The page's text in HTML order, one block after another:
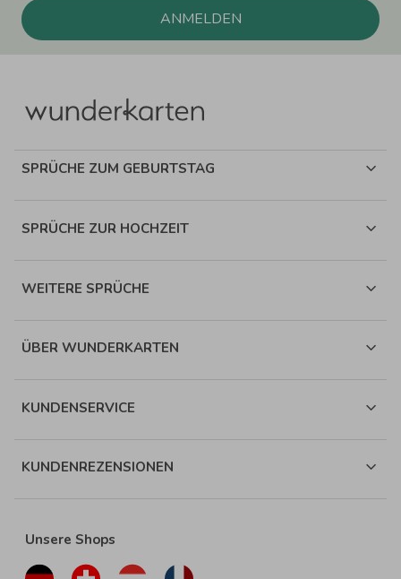
ANMELDEN
SPRÜCHE ZUM GEBURTSTAG
SPRÜCHE ZUR HOCHZEIT
WEITERE SPRÜCHE
ÜBER WUNDERKARTEN
KUNDENSERVICE
KUNDENREZENSIONEN
Unsere Shops